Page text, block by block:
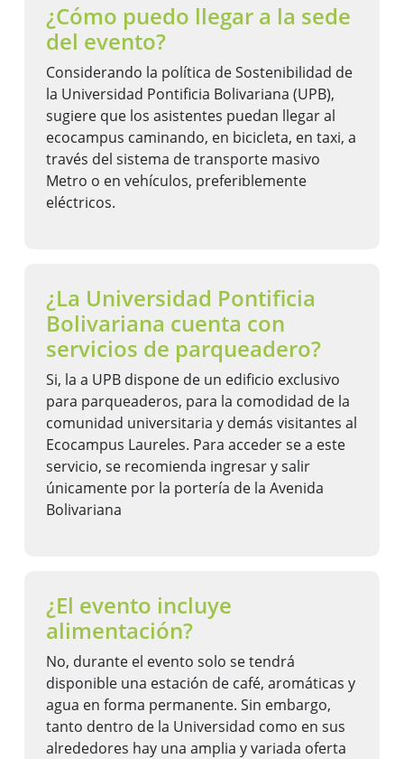
¿Cómo puedo llegar a la sede
del evento?
Considerando la política de Sostenibilidad de
la Universidad Pontificia Bolivariana (UPB),
sugiere que los asistentes puedan llegar al
ecocampus caminando, en bicicleta, en taxi, a
través del sistema de transporte masivo
Metro o en vehículos, preferiblemente
eléctricos.
¿La Universidad Pontificia
Bolivariana cuenta con
servicios de parqueadero?
Si, la a UPB dispone de un edificio exclusivo
para parqueaderos, para la comodidad de la
comunidad universitaria y demás visitantes al
Ecocampus Laureles. Para acceder se a este
servicio, se recomienda ingresar y salir
únicamente por la portería de la Avenida
Bolivariana
¿El evento incluye
alimentación?
No, durante el evento solo se tendrá
disponible una estación de café, aromáticas y
agua en forma permanente. Sin embargo,
tanto dentro de la Universidad como en sus
alrededores hay una amplia y variada oferta